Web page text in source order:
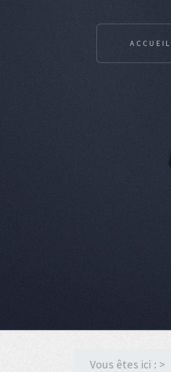
ACCUEIL
Vous êtes ici :